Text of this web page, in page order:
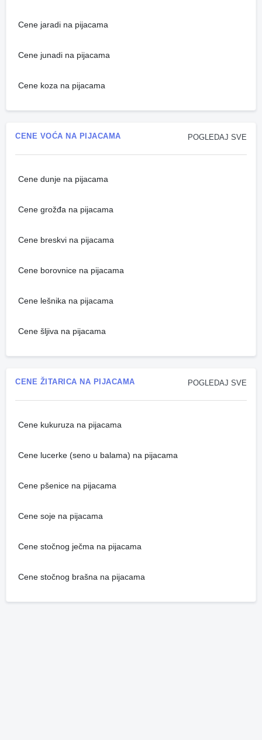
Cene jaradi na pijacama
Cene junadi na pijacama
Cene koza na pijacama
POGLEDAJ SVE
CENE VOĆA NA PIJACAMA
Cene dunje na pijacama
Cene grožđa na pijacama
Cene breskvi na pijacama
Cene borovnice na pijacama
Cene lešnika na pijacama
Cene šljiva na pijacama
POGLEDAJ SVE
CENE ŽITARICA NA PIJACAMA
Cene kukuruza na pijacama
Cene lucerke (seno u balama) na pijacama
Cene pšenice na pijacama
Cene soje na pijacama
Cene stočnog ječma na pijacama
Cene stočnog brašna na pijacama